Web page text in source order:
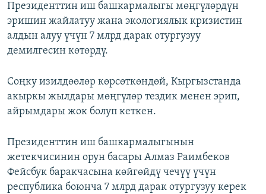
Президенттин иш башкармалыгы мөңгүлөрдүн
эришин жайлатуу жана экологиялык кризистин
алдын алуу үчүн 7 млрд дарак отургузуу
демилгесин көтөрдү.
Соңку изилдөөлөр көрсөткөндөй, Кыргызстанда
акыркы жылдары мөңгүлөр тездик менен эрип,
айрымдары жок болуп кеткен.
Президенттин иш башкармалыгынын
жетекчисинин орун басары Алмаз Раимбеков
Фейсбук баракчасына көйгөйдү чечүү үчүн
республика боюнча 7 млрд дарак отургузуу керек